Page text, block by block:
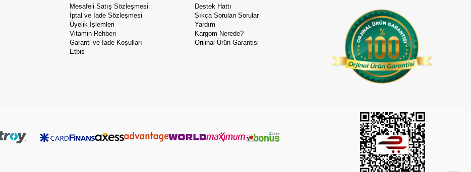
Mesafeli Satış Sözleşmesi
İptal ve İade Sözleşmesi
Üyelik İşlemleri
Vitamin Rehberi
Garanti ve İade Koşulları
Etbis
Destek Hattı
Sıkça Sorulan Sorular
Yardım
Kargom Nerede?
Orijinal Ürün Garantisi